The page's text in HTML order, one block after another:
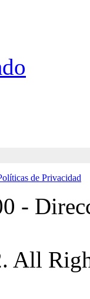
de Privacidad
-
All